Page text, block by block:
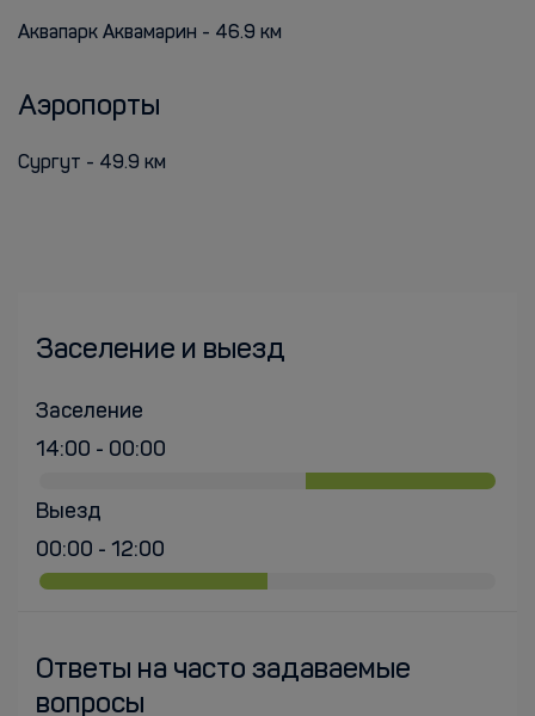
Аквапарк Аквамарин - 46.9 км
Аэропорты
Сургут - 49.9 км
Заселение и выезд
Заселение
14:00 - 00:00
Выезд
00:00 - 12:00
Ответы на часто задаваемые
вопросы